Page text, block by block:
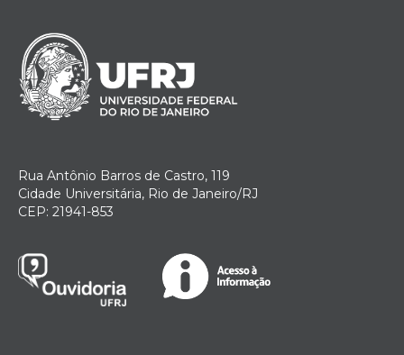
Rua Antônio Barros de Castro, 119
Cidade Universitária, Rio de Janeiro/RJ
CEP: 21941-853